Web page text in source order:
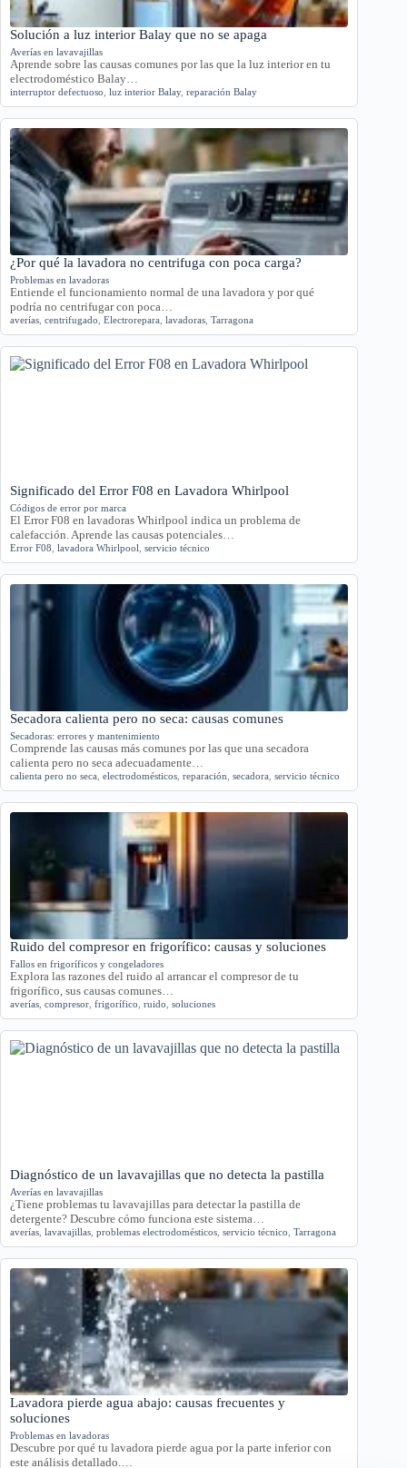
Solución a luz interior Balay que no se apaga
Averías en lavavajillas
Aprende sobre las causas comunes por las que la luz interior en tu
electrodoméstico Balay…
interruptor defectuoso luz interior Balay, reparación Balay
¿Por qué la lavadora no centrifuga con poca carga?
Problemas en lavadoras
Entiende el funcionamiento normal de una lavadora y por qué
podría no centrifugar con poca…
averías centrifugado Electrorepara lavadoras Tarragona
Significado del Error F08 en Lavadora Whirlpool
Códigos de error por marca
El Error F08 en lavadoras Whirlpool indica un problema de
calefacción. Aprende las causas potenciales…
Error F08 lavadora Whirlpool servicio técnico
Secadora calienta pero no seca: causas comunes
Secadoras: errores y mantenimiento
Comprende las causas más comunes por las que una secadora
calienta pero no seca adecuadamente…
calienta pero no seca electrodomésticos reparación secadora servicio técnico
Ruido del compresor en frigorífico: causas y soluciones
Fallos en frigoríficos y congeladores
Explora las razones del ruido al arrancar el compresor de tu
frigorífico, sus causas comunes…
averías compresor frigorífico ruido soluciones
Diagnóstico de un lavavajillas que no detecta la pastilla
Averías en lavavajillas
¿Tiene problemas tu lavavajillas para detectar la pastilla de
detergente? Descubre cómo funciona este sistema…
averías lavavajillas problemas electrodomésticos servicio técnico Tarragona
Lavadora pierde agua abajo: causas frecuentes y
soluciones
Problemas en lavadoras
Descubre por qué tu lavadora pierde agua por la parte inferior con
este análisis detallado.…